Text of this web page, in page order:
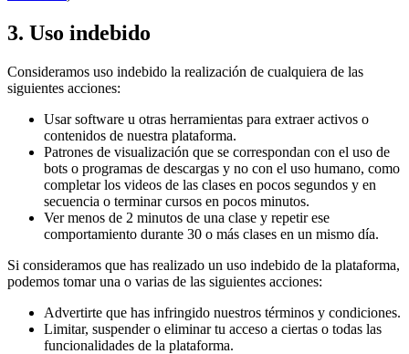
3. Uso indebido
Consideramos uso indebido la realización de cualquiera de las
siguientes acciones:
Usar software u otras herramientas para extraer activos o
contenidos de nuestra plataforma.
Patrones de visualización que se correspondan con el uso de
bots o programas de descargas y no con el uso humano, como
completar los videos de las clases en pocos segundos y en
secuencia o terminar cursos en pocos minutos.
Ver menos de 2 minutos de una clase y repetir ese
comportamiento durante 30 o más clases en un mismo día.
Si consideramos que has realizado un uso indebido de la plataforma,
podemos tomar una o varias de las siguientes acciones:
Advertirte que has infringido nuestros términos y condiciones.
Limitar, suspender o eliminar tu acceso a ciertas o todas las
funcionalidades de la plataforma.